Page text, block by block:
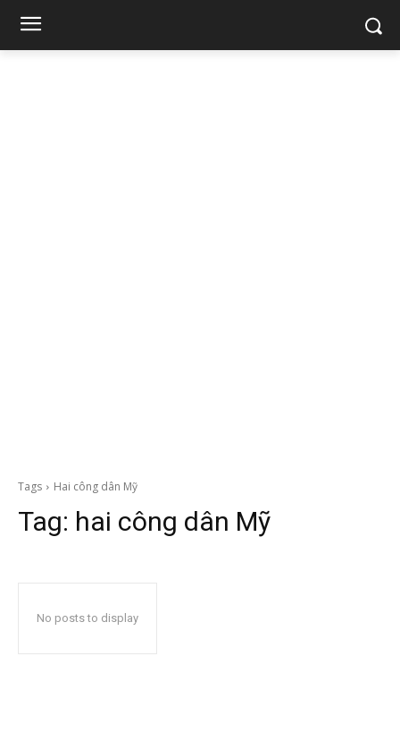
Tags Hai công dân Mỹ
Tag: hai công dân Mỹ
No posts to display